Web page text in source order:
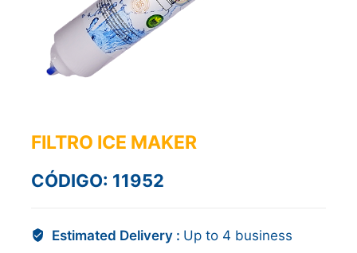
FILTRO ICE MAKER
CÓDIGO: 11952
Estimated Delivery : Up to 4 business